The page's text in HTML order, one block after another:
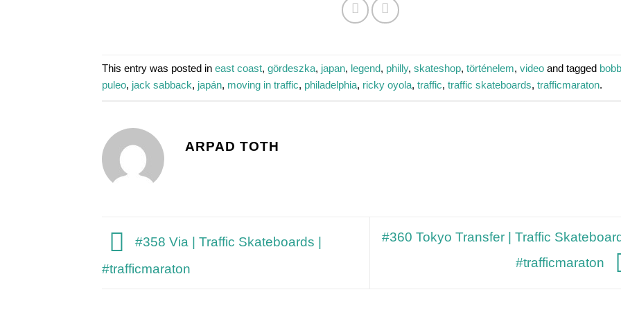
This entry was posted in east coast, gördeszka, japan, legend, philly, skateshop, történelem, video and tagged
puleo, jack sabback, japán, moving in traffic, philadelphia, ricky oyola, traffic, traffic skateboards, trafficmaraton.
ARPAD TOTH
#358 Via | Traffic Skateboards |
#trafficmaraton
#360 Tokyo Transfer | Traffic
#trafficmaraton